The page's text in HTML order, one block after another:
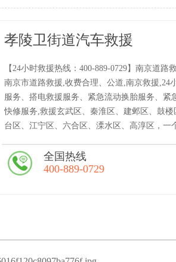
孝陵卫街道汽车救援
【24小时救援热线：400-889-0729】南京道
南京市道路救援,收费合理、公道,南京救援,24
服务、搭电救援服务、紧急流动换胎服务、紧
快修服务,救援玄武区、秦淮区、建邺区、鼓
台区、江宁区、六合区、溧水区、高淳区，一
全国热线
400-889-0729